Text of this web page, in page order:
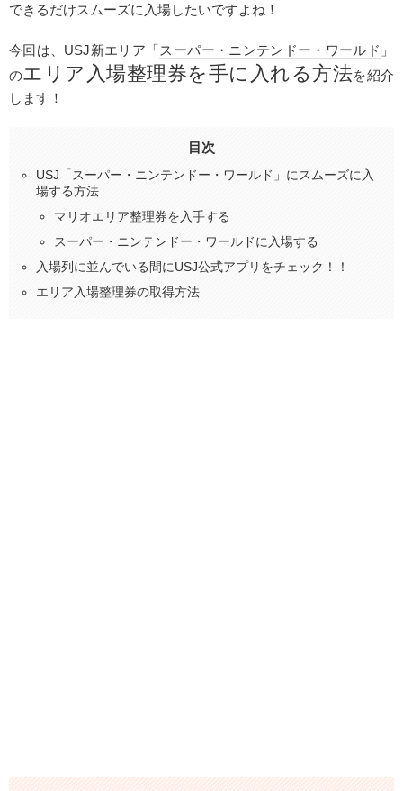
できるだけスムーズに入場したいですよね！
今回は、USJ新エリア「スーパー・ニンテンドー・ワールド 」
のエリア入場整理券を手に入れる方法を紹介
します！
目次
USJ「スーパー・ニンテンドー・ワールド」にスムーズに入
場する方法
マリオエリア整理券を入手する
スーパー・ニンテンドー・ワールドに入場する
入場列に並んでいる間にUSJ公式アプリをチェック！！
エリア入場整理券の取得方法